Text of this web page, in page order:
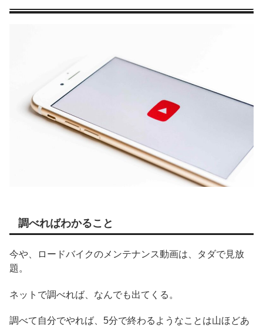
調べればわかること
今や、ロードバイクのメンテナンス動画は、タダで見放
題。
ネットで調べれば、なんでも出てくる。
調べて自分でやれば、5分で終わるようなことは山ほどあ